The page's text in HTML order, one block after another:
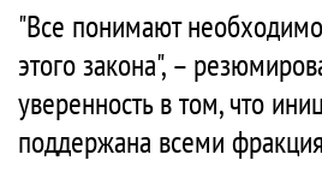
"Все понимают
этого закона", –
уверенность в том, что
поддержана всеми